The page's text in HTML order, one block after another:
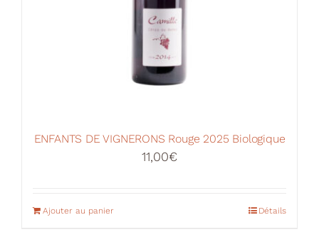
ENFANTS DE VIGNERONS Rouge 2025 Biologique
11,00€
Ajouter au panier Détails